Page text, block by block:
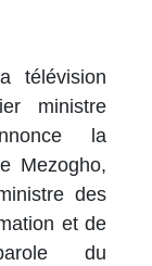
télévision
ministre
la
Mezogho,
des
et de
du